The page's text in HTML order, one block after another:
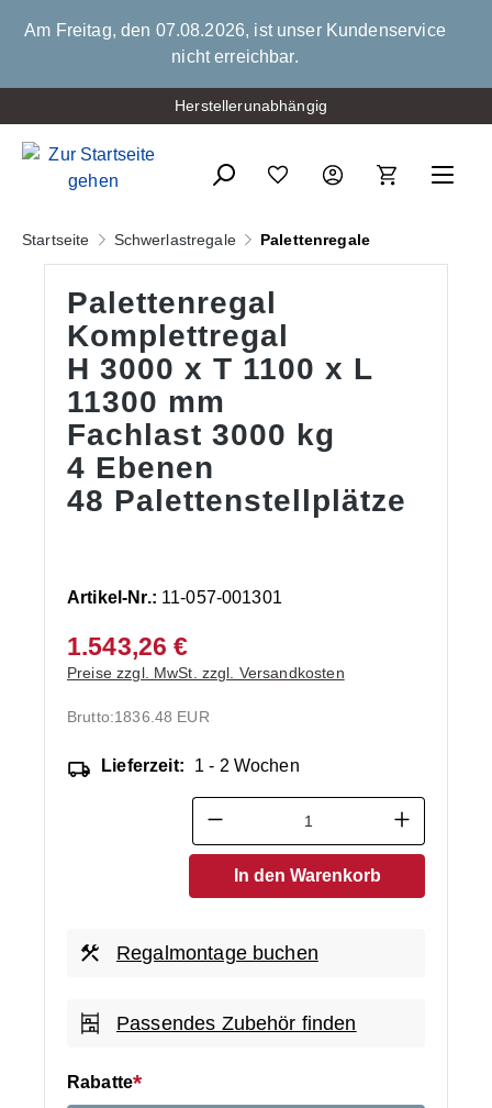
springen
Am Freitag, den 07.08.2026, ist unser Kundenservice
nicht erreichbar.
Herstellerunabhängig
Startseite Schwerlastregale Palettenregale
Palettenregal
Komplettregal
H 3000 x T 1100 x L
11300 mm
Fachlast 3000 kg
4 Ebenen
48 Palettenstellplätze
Artikel-Nr.: 11-057-001301
1.543,26 €
Preise zzgl. MwSt. zzgl. Versandkosten
Brutto:1836.48 EUR
Lieferzeit: 1 - 2 Wochen
Produkt Anzahl: Gib den
In den Warenkorb
Regalmontage buchen
Passendes Zubehör finden
Rabatte